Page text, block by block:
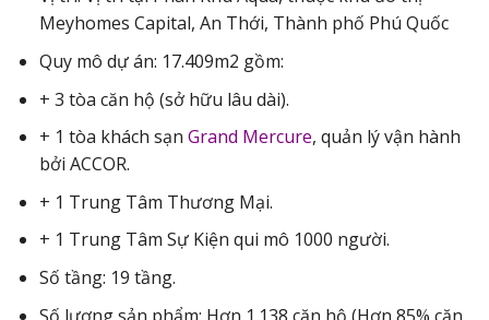
Meyhomes Capital, An Thới, Thành phố Phú Quốc
Quy mô dự án: 17.409m2 gồm:
+ 3 tòa căn hộ (sở hữu lâu dài).
+ 1 tòa khách sạn Grand Mercure, quản lý vận hành
bởi ACCOR.
+ 1 Trung Tâm Thương Mại.
+ 1 Trung Tâm Sự Kiện qui mô 1000 người.
Số tầng: 19 tầng.